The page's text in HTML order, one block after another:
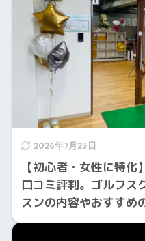
2026年7月25日
【初心者・女性に特
口コミ評判。ゴルフス
スンの内容やおすすめ